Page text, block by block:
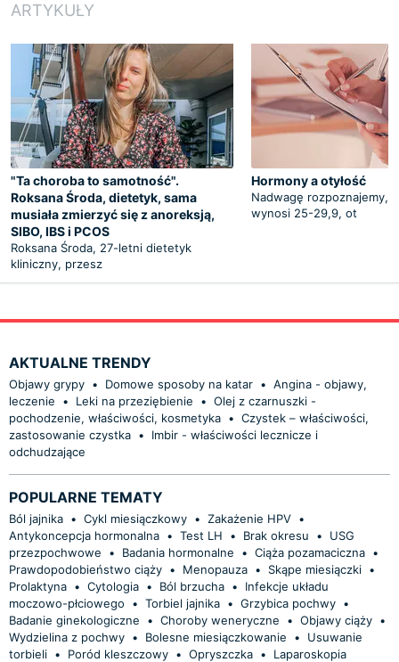
ARTYKUŁY
"Ta choroba to samotność".
Roksana Środa, dietetyk, sama
musiała zmierzyć się z anoreksją,
SIBO, IBS i PCOS
Roksana Środa, 27-letni dietetyk
kliniczny, przesz
Hormony a otyłość
Nadwagę rozpoznajemy,
wynosi 25-29,9, ot
AKTUALNE TRENDY
Objawy grypy • Domowe sposoby na katar • Angina - objawy,
leczenie
• Leki na przeziębienie • Olej z czarnuszki -
pochodzenie, właściwości, kosmetyka • Czystek – właściwości,
zastosowanie czystka •
Imbir - właściwości lecznicze i
odchudzające
POPULARNE TEMATY
Ból jajnika • Cykl miesiączkowy • Zakażenie HPV •
Antykoncepcja hormonalna • Test LH • Brak okresu •
USG
przezpochwowe
• Badania hormonalne • Ciąża pozamaciczna •
Prawdopodobieństwo ciąży • Menopauza • Skąpe miesiączki •
Prolaktyna • Cytologia • Ból brzucha •
Infekcje układu
moczowo-płciowego
• Torbiel jajnika • Grzybica pochwy •
Badanie ginekologiczne
• Choroby weneryczne • Objawy ciąży •
Wydzielina z pochwy • Bolesne miesiączkowanie •
Usuwanie
torbieli • Poród kleszczowy • Opryszczka •
Laparoskopia